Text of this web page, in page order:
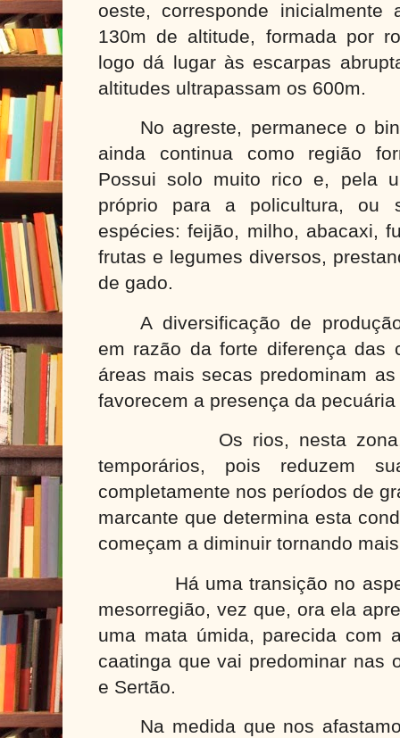
oeste, corresponde inicialmente
130m de altitude, formada por
logo dá lugar às escarpas
altitudes ultrapassam os 600m.
No agreste, permanece o
ainda continua como região
Possui solo muito rico e, pela
próprio para a policultura, ou
espécies: feijão, milho, abacaxi,
frutas e legumes diversos,
de gado.
A diversificação de
em razão da forte diferença das
áreas mais secas predominam
favorecem a presença da
Os rios, nesta
temporários, pois reduzem
completamente nos períodos de
marcante que determina esta
começam a diminuir tornando
Há uma transição no
mesorregião, vez que, ora ela
uma mata úmida, parecida com
caatinga que vai predominar nas
e Sertão.
Na medida que nos